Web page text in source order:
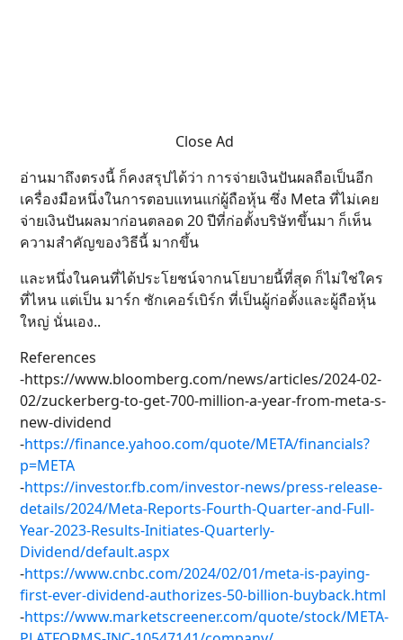
Close Ad
อ่านมาถึงตรงนี้ ก็คงสรุปได้ว่า การจ่ายเงินปันผลถือเป็นอีก
เครื่องมือหนึ่งในการตอบแทนแก่ผู้ถือหุ้น ซึ่ง Meta ที่ไม่เคย
จ่ายเงินปันผลมาก่อนตลอด 20 ปีที่ก่อตั้งบริษัทขึ้นมา ก็เห็น
ความสำคัญของวิธีนี้ มากขึ้น
และหนึ่งในคนที่ได้ประโยชน์จากนโยบายนี้ที่สุด ก็ไม่ใช่ใคร
ที่ไหน แต่เป็น มาร์ก ซักเคอร์เบิร์ก ที่เป็นผู้ก่อตั้งและผู้ถือหุ้น
ใหญ่ นั่นเอง..
References
-​​https://www.bloomberg.com/news/articles/2024-02-
02/zuckerberg-to-get-700-million-a-year-from-meta-s-
new-dividend
-https://finance.yahoo.com/quote/META/financials?
p=META
-https://investor.fb.com/investor-news/press-release-
details/2024/Meta-Reports-Fourth-Quarter-and-Full-
Year-2023-Results-Initiates-Quarterly-
Dividend/default.aspx
-https://www.cnbc.com/2024/02/01/meta-is-paying-
first-ever-dividend-authorizes-50-billion-buyback.html
-https://www.marketscreener.com/quote/stock/META-